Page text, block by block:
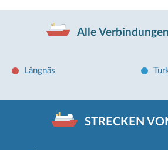
Alle
Långnäs
STRECKEN